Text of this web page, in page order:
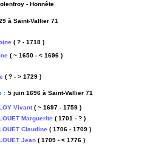
- Honnête
à Saint-Vallier 71
( ? - 1718 )
( ~ 1650 - < 1696 )
( ? - > 1729 )
: 5 juin 1696 à Saint-Vallier 71
Vivant( ~ 1697 - 1759 )
Marguerite ( 1701 - ? )
Claudine ( 1706 - 1709 )
Jean ( 1709 - < 1776 )